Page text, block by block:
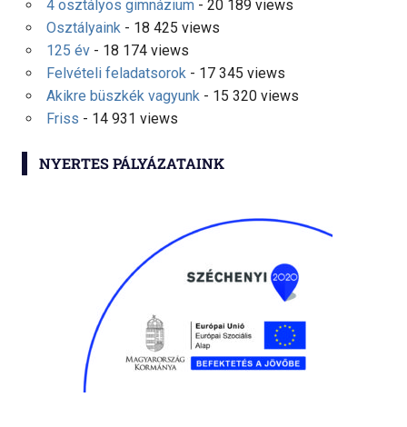
4 osztályos gimnázium- 20 189 views
Osztályaink- 18 425 views
125 év- 18 174 views
Felvételi feladatsorok- 17 345 views
Akikre büszkék vagyunk- 15 320 views
Friss - 14 931 views
NYERTES PÁLYÁZATAINK